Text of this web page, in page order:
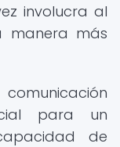
involucra al
manera más
para un
de